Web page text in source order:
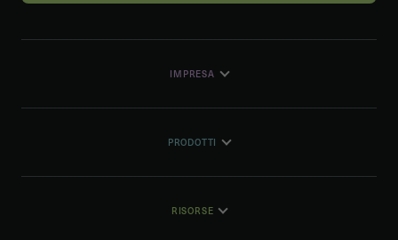
IMPRESA
PRODOTTI
RISORSE